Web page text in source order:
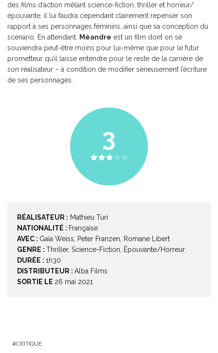
des films d’action mêlant science-fiction, thriller et horreur/
épouvante, il lui faudra cependant clairement repenser son
rapport à ses personnages féminins, ainsi que sa conception du
scénario. En attendant,
Méandre est un film dont on se
souviendra peut-être moins pour lui-même que pour le futur
prometteur qu’il laisse entendre pour le reste de la carrière de
son réalisateur – à condition de modifier sérieusement l’écriture
de ses personnages.
3
RÉALISATEUR : Mathieu Turi
NATIONALITÉ : Française
AVEC : Gaïa Weiss, Peter Franzen, Romane Libert
GENRE : Thriller, Science-Fiction, Épouvante/Horreur
DURÉE : 1h30
DISTRIBUTEUR : Alba Films
SORTIE LE 26 mai 2021
CRITIQUE